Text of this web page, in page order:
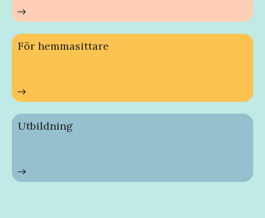
För hemmasittare
Utbildning